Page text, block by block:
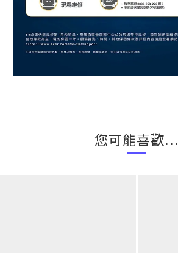
您可能喜歡...